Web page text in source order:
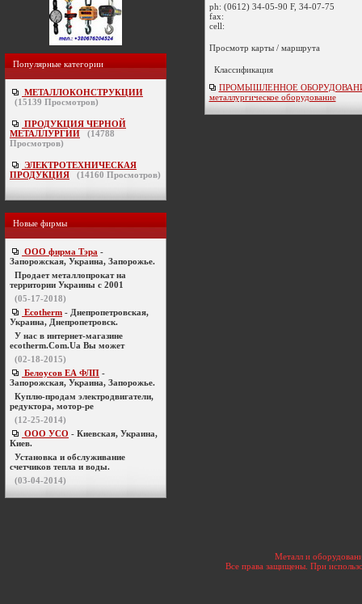
Популярные категории
МЕТАЛЛОКОНСТРУКЦИИ
(15139 Просмотров)
ПРОДУКЦИЯ ЧЕРНОЙ
МЕТАЛЛУРГИИ
(14788
Просмотров)
ЭЛЕКТРОТЕХНИЧЕСКАЯ
ПРОДУКЦИЯ
(14160 Просмотров)
Новые фирмы
ООО фирма Тэра -
Запорожская, Украина, Запорожье.
Продает металлопрокат на
территории Украины с 2001
(05-17-2018)
Ecotherm - Днепропетровская,
Украина, Днепропетровск.
У нас в интернет-магазине
ecotherm.Com.Ua Вы может
(02-18-2015)
Белоусов ЕА ФЛП -
Запорожская, Украина, Запорожье.
Куплю-продам электродвигатели,
редуктора, мотор-ре
(12-25-2014)
ООО УСО - Киевская, Украина,
Киев.
Установка и обслуживание
счетчиков тепла и воды.
(03-04-2014)
ph: (0612) 34-05-90 F, 34-07-75
fax:
cell:
Просмотр карты / маршрута
Классификация
ПРОМЫШЛЕННОЕ
металлургическое оборудование
Металл и
Все права защищены. При